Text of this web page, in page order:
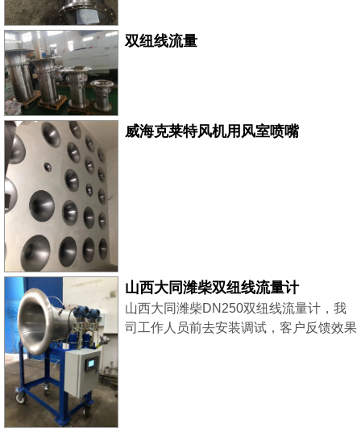
双纽线流量
威海克莱特风机用风室喷嘴
山西大同潍柴双纽线流量计
山西大同潍柴DN250双纽线流量计，我
司工作人员前去安装调试，客户反馈效果